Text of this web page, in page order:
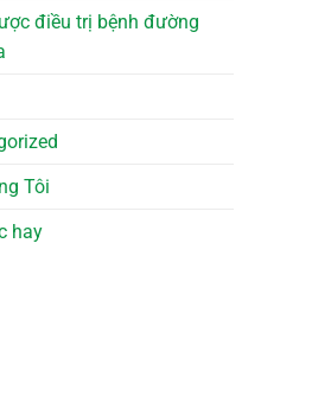
điều trị bệnh đường
Tôi
hay